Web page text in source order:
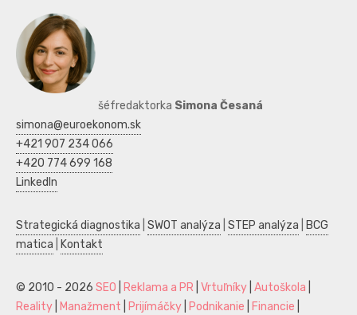
šéfredaktorka Simona Česaná
simona@euroekonom.sk
+421 907 234 066
+420 774 699 168
LinkedIn
Strategická diagnostika SWOT analýza STEP analýza
BCG
matica
Kontakt
© 2010 - 2026 SEO Reklama a PR Vrtuľníky Autoškola
Reality
Manažment Prijímáčky Podnikanie Financie